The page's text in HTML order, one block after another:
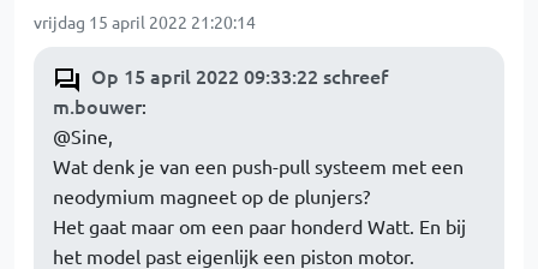
vrijdag 15 april 2022 21:20:14
Op 15 april 2022 09:33:22 schreef
m.bouwer:
@Sine,
Wat denk je van een push-pull systeem met een
neodymium magneet op de plunjers?
Het gaat maar om een paar honderd Watt. En bij
het model past eigenlijk een piston motor.